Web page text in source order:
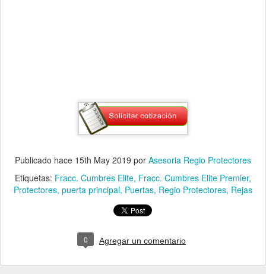
Publicado hace 15th May 2019 por Asesoria Regio Protectores
Etiquetas: Fracc. Cumbres Elite Fracc. Cumbres Elite Premier
Protectores puerta principal Puertas Regio Protectores Rejas
0 Agregar un comentario